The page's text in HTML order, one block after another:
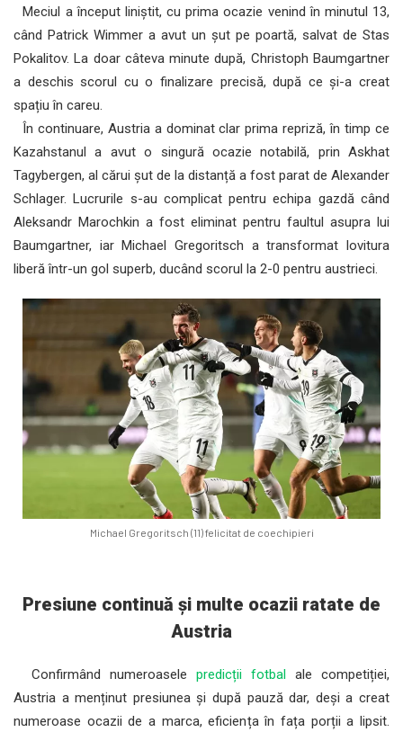
Meciul a început liniștit, cu prima ocazie venind în minutul 13,
când Patrick Wimmer a avut un șut pe poartă, salvat de Stas
Pokalitov. La doar câteva minute după, Christoph Baumgartner
a deschis scorul cu o finalizare precisă, după ce și-a creat
spațiu în careu.
În continuare, Austria a dominat clar prima repriză, în timp ce
Kazahstanul a avut o singură ocazie notabilă, prin Askhat
Tagybergen, al cărui șut de la distanță a fost parat de Alexander
Schlager. Lucrurile s-au complicat pentru echipa gazdă când
Aleksandr Marochkin a fost eliminat pentru faultul asupra lui
Baumgartner, iar Michael Gregoritsch a transformat lovitura
liberă într-un gol superb, ducând scorul la 2-0 pentru austrieci.
Michael Gregoritsch (11) felicitat de coechipieri
Presiune continuă și multe ocazii ratate de
Austria
Confirmând numeroasele predicții fotbal ale competiției,
Austria a menținut presiunea și după pauză dar, deși a creat
numeroase ocazii de a marca, eficiența în fața porții a lipsit.